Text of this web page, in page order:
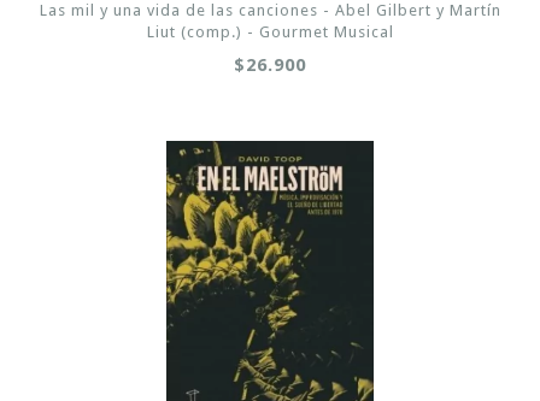
Las mil y una vida de las canciones - Abel Gilbert y Martín
Liut (comp.) - Gourmet Musical
$26.900